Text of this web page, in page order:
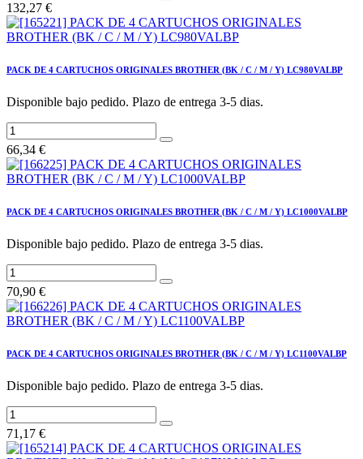
132,27 €
PACK DE 4 CARTUCHOS ORIGINALES BROTHER (BK / C / M / Y) LC980VALBP
Disponible bajo pedido. Plazo de entrega 3-5 dias.
66,34 €
PACK DE 4 CARTUCHOS ORIGINALES BROTHER (BK / C / M / Y) LC1000VALBP
Disponible bajo pedido. Plazo de entrega 3-5 dias.
70,90 €
PACK DE 4 CARTUCHOS ORIGINALES BROTHER (BK / C / M / Y) LC1100VALBP
Disponible bajo pedido. Plazo de entrega 3-5 dias.
71,17 €